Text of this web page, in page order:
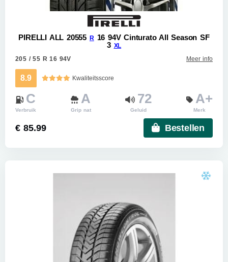
PIRELLI ALL 20555 R 16 94V Cinturato All Season SF
3 XL
205 / 55 R 16 94V
Meer info
8.9 Kwaliteitsscore
C
Verbruik
A
Grip nat
72
Geluid
A+
Merk
€ 85.99 Bestellen